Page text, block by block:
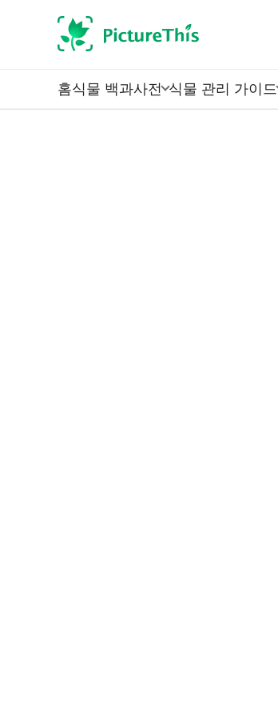
홈식물 백과사전 식물 관리 가이드